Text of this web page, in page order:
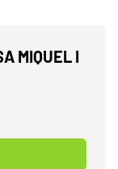
MIQUEL I